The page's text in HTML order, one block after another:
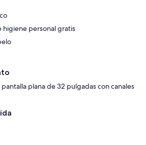
higiene personal gratis
plana de 32 pulgadas con canales